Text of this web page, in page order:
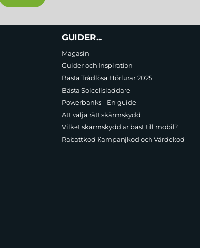
GUIDER...
Magasin
Guider och Inspiration
Bästa Trådlösa Hörlurar 2025
Bästa Solcellsladdare
Powerbanks - En guide
Att välja rätt skärmskydd
Vilket skärmskydd är bäst till mobil?
Rabattkod Kampanjkod och Värdekod